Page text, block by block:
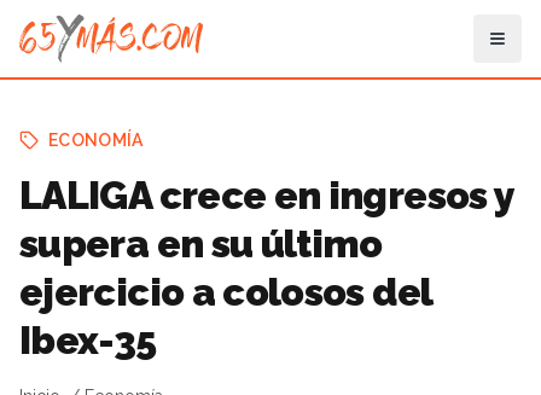
ECONOMÍA
LALIGA crece en ingresos y
supera en su último
ejercicio a colosos del
Ibex-35